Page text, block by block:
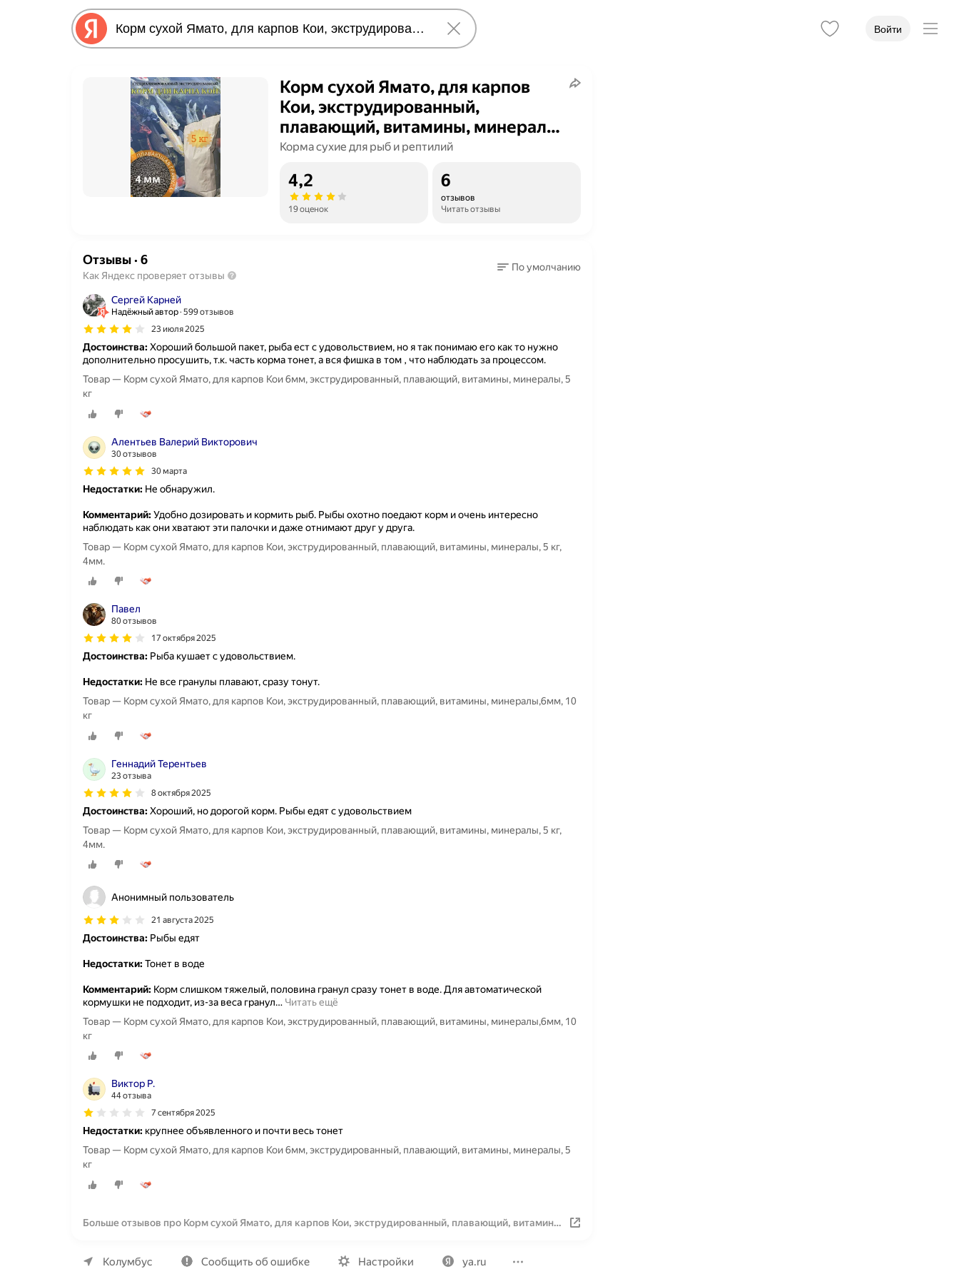
Войти
Корм сухой Ямато, для карпов
Кои, экструдированный,
плавающий, витамины, минералы,
5 кг
Корма сухие для рыб и рептилий
4,2
19 оценок
6
отзывов
Читать отзывы
Отзывы· 6
Как Яндекс проверяет отзывы
По умолчанию
Сергей Карней
Надёжный автор 599 отзывов
23 июля 2025
Достоинства:Хороший большой пакет, рыба ест с удовольствием, но я так понимаю его как то нужно
дополнительно просушить, т.к. часть корма тонет, а вся фишка в том , что наблюдать за процессом.
Товар — Корм сухой Ямато, для карпов Кои 6мм, экструдированный, плавающий, витамины, минералы, 5
кг
Алентьев Валерий Викторович
30 отзывов
30 марта
Недостатки: Не обнаружил.
Комментарий:Удобно дозировать и кормить рыб. Рыбы охотно поедают корм и очень интересно
наблюдать как они хватают эти палочки и даже отнимают друг у друга.
Товар — Корм сухой Ямато, для карпов Кои, экструдированный, плавающий, витамины, минералы, 5 кг,
4мм.
Павел
80 отзывов
17 октября 2025
Достоинства: Рыба кушает с удовольствием.
Недостатки: Не все гранулы плавают, сразу тонут.
Товар — Корм сухой Ямато, для карпов Кои, экструдированный, плавающий, витамины, минералы,6мм, 10
кг
Геннадий Терентьев
23 отзыва
8 октября 2025
Достоинства:Хороший, но дорогой корм. Рыбы едят с удовольствием
Товар — Корм сухой Ямато, для карпов Кои, экструдированный, плавающий, витамины, минералы, 5 кг,
4мм.
Анонимный пользователь
21 августа 2025
Достоинства: Рыбы едят
Недостатки:Тонет в воде
Комментарий: Корм слишком тяжелый, половина гранул сразу тонет в воде. Для автоматической
кормушки не подходит, из-за веса гранул… Читать ещё
Товар — Корм сухой Ямато, для карпов Кои, экструдированный, плавающий, витамины, минералы,6мм, 10
кг
Виктор Р.
44 отзыва
7 сентября 2025
Недостатки: крупнее объявленного и почти весь тонет
Товар — Корм сухой Ямато, для карпов Кои 6мм, экструдированный, плавающий, витамины, минералы, 5
кг
Больше отзывов про Корм сухой Ямато, для карпов Кои, экструдированный, плавающий, витамины,
Колумбус Сообщить об ошибке Настройки ya.ru